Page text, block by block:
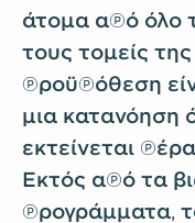
άτομα από όλο
τους τομείς
προϋπόθεση
μια κατανόηση
εκτείνεται
Εκτός από τα
προγράμματα,